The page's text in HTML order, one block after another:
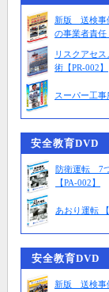
新版 送検事
の事業者責任
リスクアセ
術【PR-002】
スーパー工事
安全教育DVD
防衛運転 7
【PA-002】
あおり運転 【
安全教育DVD
新版 送検事